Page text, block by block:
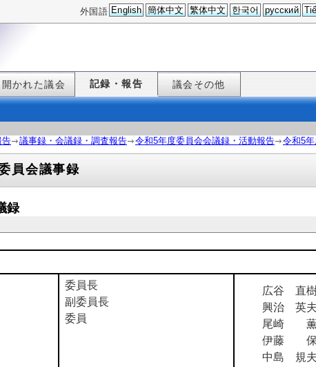
外国語 English 簡体中文 繁体中文 한국어 русский
開かれた議会 記録・報告 議会その他
告 議事録・会議録・調査報告 令和5年度委員会会議録・活動報告 令和5
員会議事録
録
委員長
副委員長
委員
広谷 直
興治 英夫
尾崎
伊藤 保
中島 規夫